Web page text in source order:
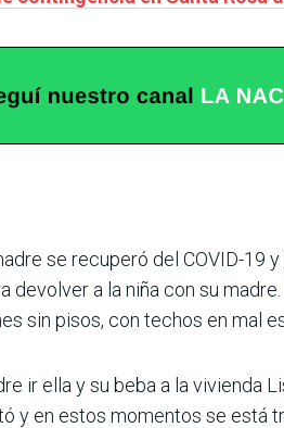
se recuperó del COVID-19
devolver a la niña con su
sin pisos, con techos en mal
ir ella y su beba a la vivienda
y en estos momentos se está